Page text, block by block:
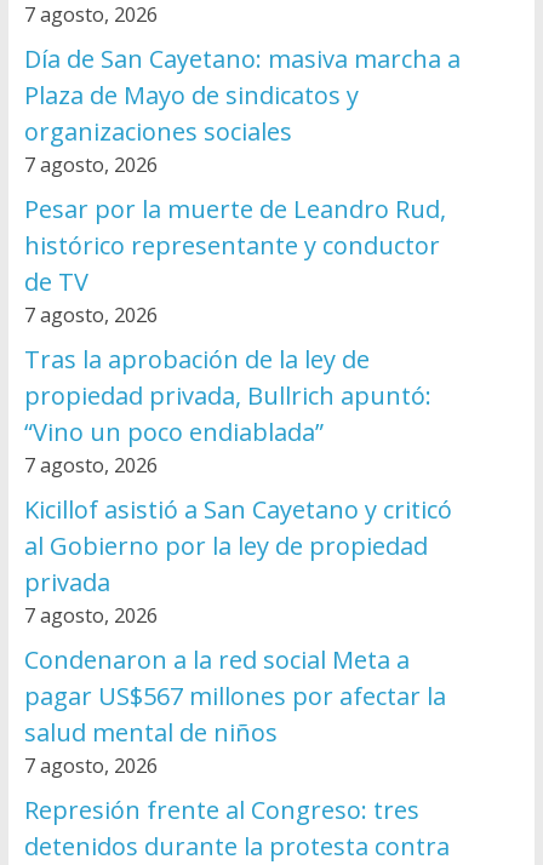
7 agosto, 2026
Día de San Cayetano: masiva marcha a
Plaza de Mayo de sindicatos y
organizaciones sociales
7 agosto, 2026
Pesar por la muerte de Leandro Rud,
histórico representante y conductor
de TV
7 agosto, 2026
Tras la aprobación de la ley de
propiedad privada, Bullrich apuntó:
“Vino un poco endiablada”
7 agosto, 2026
Kicillof asistió a San Cayetano y criticó
al Gobierno por la ley de propiedad
privada
7 agosto, 2026
Condenaron a la red social Meta a
pagar US$567 millones por afectar la
salud mental de niños
7 agosto, 2026
Represión frente al Congreso: tres
detenidos durante la protesta contra